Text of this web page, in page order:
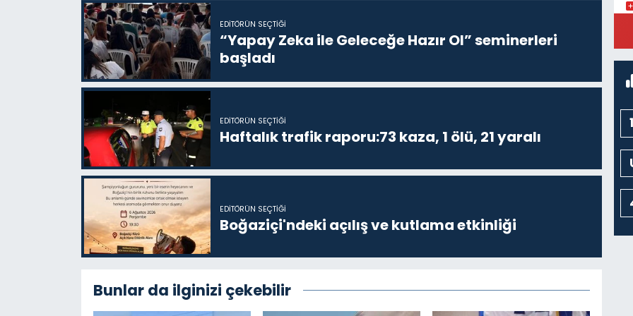
EDITÖRÜN SEÇTIĞI
“Yapay Zeka ile Geleceğe Hazır Ol” seminerleri
başladı
EDITÖRÜN SEÇTIĞI
Haftalık trafik raporu:73 kaza, 1 ölü, 21 yaralı
EDITÖRÜN SEÇTIĞI
Boğaziçi'ndeki açılış ve kutlama etkinliği
Bunlar da ilginizi çekebilir